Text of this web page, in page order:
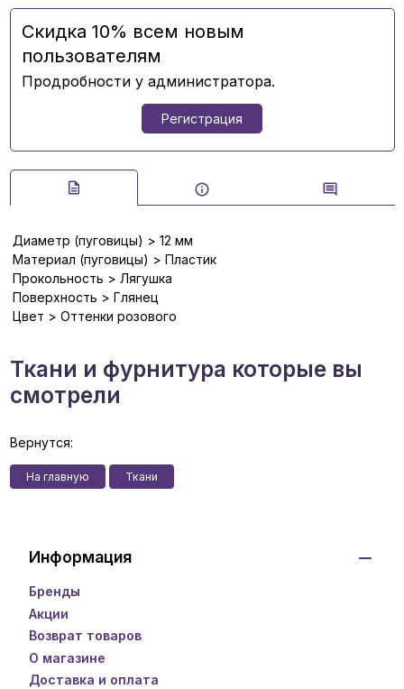
Скидка 10% всем новым
пользователям
Продробности у администратора.
Регистрация
Диаметр (пуговицы) > 12 мм
Материал (пуговицы) > Пластик
Прокольность > Лягушка
Поверхность > Глянец
Цвет > Оттенки розового
Ткани и фурнитура которые вы
смотрели
Вернутся:
На главную Ткани
Информация
Бренды
Акции
Возврат товаров
О магазине
Доставка и оплата